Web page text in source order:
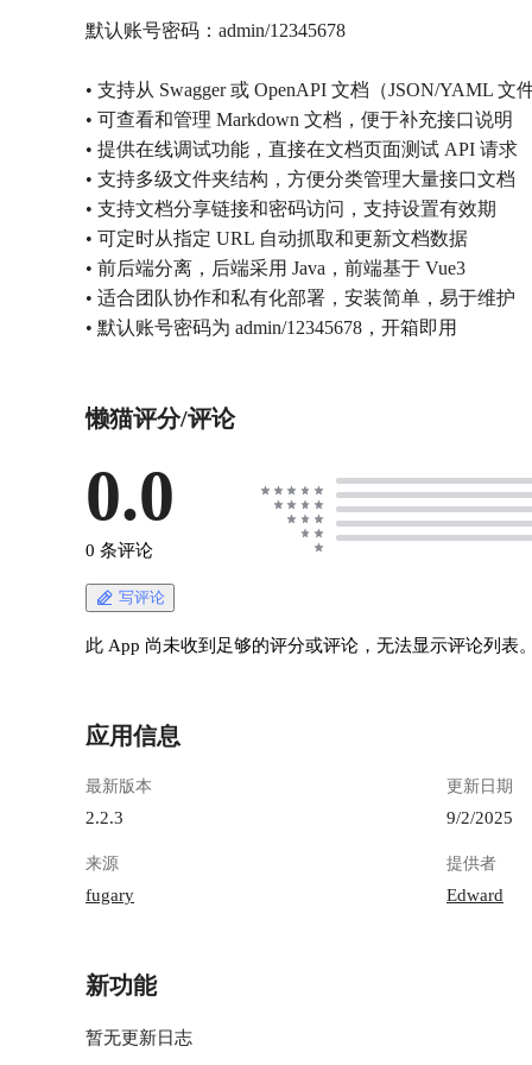
默认账号密码：admin/12345678
• 支持从 Swagger 或 OpenAPI 文档（JSON/YAML
• 可查看和管理 Markdown 文档，便于补充接口说明
• 提供在线调试功能，直接在文档页面测试 API 请求
• 支持多级文件夹结构，方便分类管理大量接口文档
• 支持文档分享链接和密码访问，支持设置有效期
• 可定时从指定 URL 自动抓取和更新文档数据
• 前后端分离，后端采用 Java，前端基于 Vue3
• 适合团队协作和私有化部署，安装简单，易于维护
• 默认账号密码为 admin/12345678，开箱即用
懒猫评分/评论
0.0
0 条评论
写评论
此 App 尚未收到足够的评分或评论，无法显示评论列表
应用信息
最新版本
2.2.3
更新日期
9/2/2025
来源
fugary
提供者
Edward
新功能
暂无更新日志